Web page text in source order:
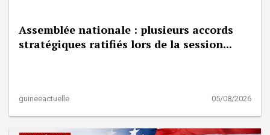
Assemblée nationale : plusieurs accords
stratégiques ratifiés lors de la session...
guineeactuelle 05/08/2026